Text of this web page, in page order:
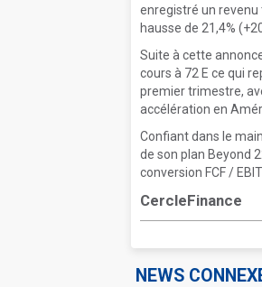
enregistré un
hausse de 21,4%
Suite à cette
cours à 72 E ce qui
premier trimestre,
accélération en
Confiant dans le
de son plan Beyond
conversion FCF /
CercleFinance
NEWS